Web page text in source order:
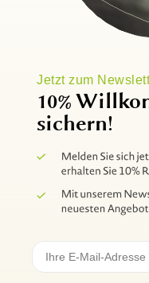
Jetzt zum
10%
sichern!